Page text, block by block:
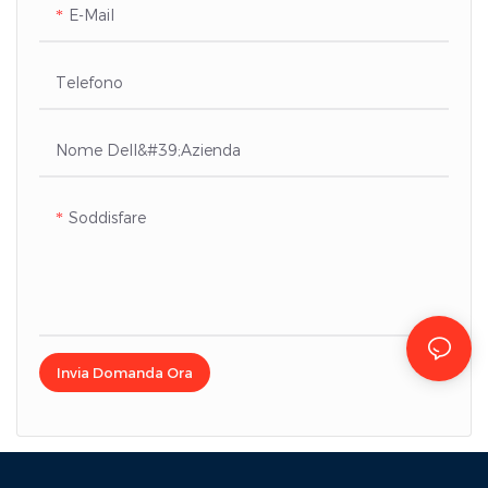
E-Mail
Telefono
Nome Dell&#39;azienda
Soddisfare
Invia Domanda Ora
gruppi elettrogeni, UPS,
apparecchiature.